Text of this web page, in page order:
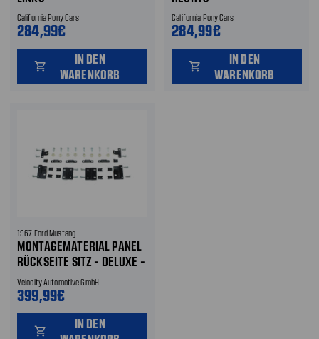
California Pony Cars
284,99€
shopping_cart
IN DEN
WARENKORB
California Pony Cars
284,99€
shopping_cart
IN DEN
WARENKORB
1967 Ford Mustang
MONTAGEMATERIAL PANEL
RÜCKSEITE SITZ - DELUXE -
FAHRER- UND
BEIFAHRERSITZ
Velocity Automotive GmbH
399,99€
shopping_cart
IN DEN